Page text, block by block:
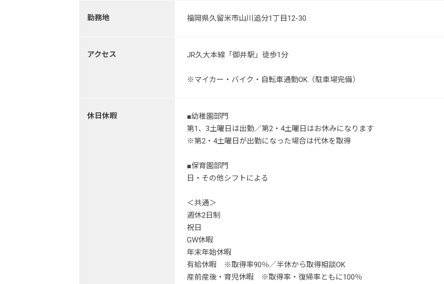
勤務地 福岡県久留米市山川追分1丁目12-30
アクセス JR久大本線「御井駅」徒歩1分
※マイカー・バイク・自転車通勤OK（駐車場完備）
休日休暇
■幼稚園部門
第1、3土曜日は出勤／第2・4土曜日はお休みになります
※第2・4土曜日が出勤になった場合は代休を取得
■保育園部門
日・その他シフトによる
＜共通＞
週休2日制
祝日
GW休暇
年末年始休暇
有給休暇 ※取得率90％／半休から取得相談OK
産前産後・育児休暇 ※取得率・復帰率ともに100％